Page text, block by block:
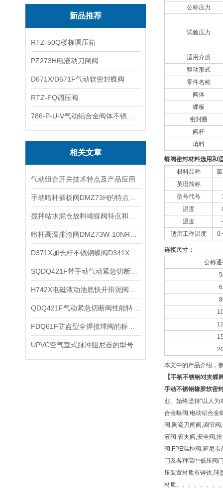
新品推荐
RTZ-50Q楼栋调压箱
PZ273H电液动刀闸阀
D671X/D671F气动软密封蝶阀
RTZ-FQ调压阀
相关文章
气动组合开关技术特点及产品应用
公称压力
试验压力
适用介质
驱动形式
零件名称
阀体
蝶板
密封圈
阀杆
填料
蝶阀密封材料选用和
材料品种
英语简称
型号代号
温度
温度
适用工作温度
连接尺寸：
公称
本文中的产品介绍，
【手柄不锈钢对夹蝶
手动不锈钢橡胶软密
业。始终坚持“以人
合金蝶阀,电动铝合金
阀,陶瓷刀闸阀,调节
液阀,管夹阀,安全阀,
阀,FPE温控阀,霍尼
门及各种高中低压阀
压装置材质有铸铁,球
材质。、、、、、、